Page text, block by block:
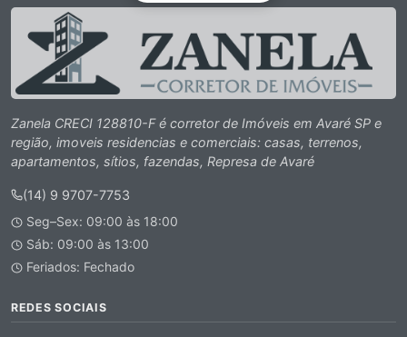
Zanela CRECI 128810-F é corretor de Imóveis em Avaré SP e
região, imoveis residencias e comerciais: casas, terrenos,
apartamentos, sítios, fazendas, Represa de Avaré
(14) 9 9707-7753
Seg–Sex: 09:00 às 18:00
Sáb: 09:00 às 13:00
Feriados: Fechado
REDES SOCIAIS